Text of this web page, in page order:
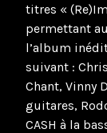
titres «
permettant
l’album
suivant :
Chant, Vinny
guitares,
CASH à la